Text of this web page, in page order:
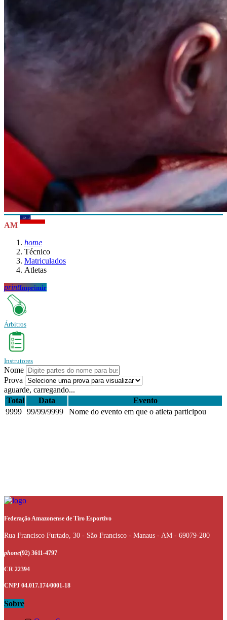
AM
home
Técnico
Matriculados
Atletas
printImprimir
Árbitros
Instrutores
Nome
Prova
aguarde, carregando...
Total
Data
Evento
9999 99/99/9999 Nome do evento em que o atleta participou
Federação Amazonense de Tiro Esportivo
Rua Francisco Furtado, 30 - São Francisco - Manaus - AM - 69079-200
phone(92) 3611-4797
CR 22394
CNPJ 04.017.174/0001-18
Sobre